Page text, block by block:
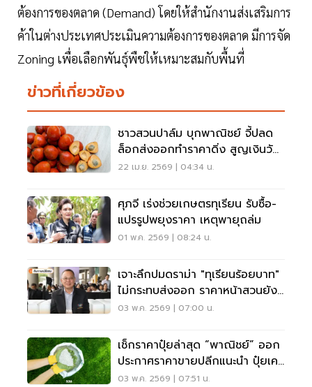
ต้องการของตลาด (Demand) โดยให้สํานักงานส่งเสริมการ
ค้าในต่างประเทศประเมินความต้องการของตลาด มีการจัด
Zoning เพื่อเลือกพันธุ์พืชให้เหมาะสมกับพื้นที่
ข่าวที่เกี่ยวข้อง
ชาวสวนปาล์ม บุกพาณิชย์ จี้ปลด
ล็อกส่งออกทำราคาดิ่ง สูญเงินวัน
ละ 120 ล้าน
22 เม.ย. 2569 | 04:34 น.
ศุภจี เร่งช่วยเกษตรทุเรียน รับซื้อ-
แปรรูปพยุงราคา เหตุพายุถล่ม
01 พ.ค. 2569 | 08:24 น.
เจาะลึกปมดราม่า "ทุเรียนร้อยบาท"
ไม่กระทบส่งออก ราคาหน้าสวนยัง
ยืน 140 บาท
03 พ.ค. 2569 | 07:00 น.
เช็กราคาปุ๋ยล่าสุด “พาณิชย์” ออก
ประกาศราคาขายปลีกแนะนำ ปุ๋ยเคมี
ทั่วประเทศ
03 พ.ค. 2569 | 07:51 น.